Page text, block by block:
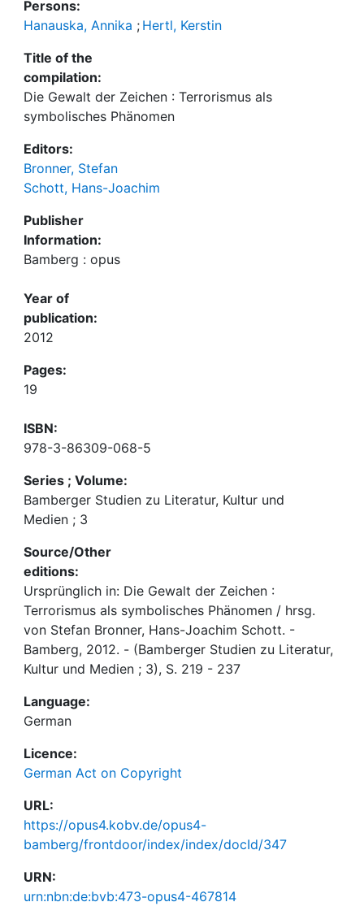
Persons:
Hanauska, Annika ; Hertl, Kerstin
Title of the
compilation:
Die Gewalt der Zeichen : Terrorismus als
symbolisches Phänomen
Editors:
Bronner, Stefan
Schott, Hans-Joachim
Publisher
Information:
Bamberg : opus
Year of
publication:
2012
Pages:
19
ISBN:
978-3-86309-068-5
Series ; Volume:
Bamberger Studien zu Literatur, Kultur und
Medien ; 3
Source/Other
editions:
Ursprünglich in: Die Gewalt der Zeichen :
Terrorismus als symbolisches Phänomen / hrsg.
von Stefan Bronner, Hans-Joachim Schott. -
Bamberg, 2012. - (Bamberger Studien zu Literatur,
Kultur und Medien ; 3), S. 219 - 237
Language:
German
Licence:
German Act on Copyright
URL:
https://opus4.kobv.de/opus4-
bamberg/frontdoor/index/index/docId/347
URN:
urn:nbn:de:bvb:473-opus4-467814